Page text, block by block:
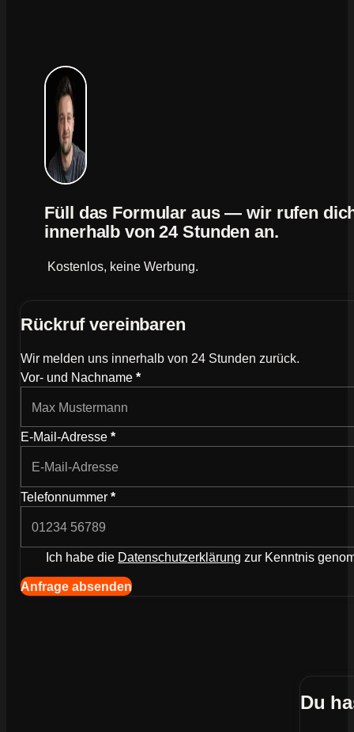
Rückruf vereinbaren
Wir melden uns innerhalb von 24 Stunden zurück.
Wie können wir dich kontaktieren?
Vor- und Nachname *
E-Mail-Adresse *
Telefonnummer *
Ich habe die Datenschutzerklärung zur Kenntnis
Navigation (Kopie) (Kopieren) (Kopieren)
Anfrage absenden
Füll das Formular aus — wir rufen
innerhalb von 24 Stunden an.
Kostenlos, keine Werbung.
Du